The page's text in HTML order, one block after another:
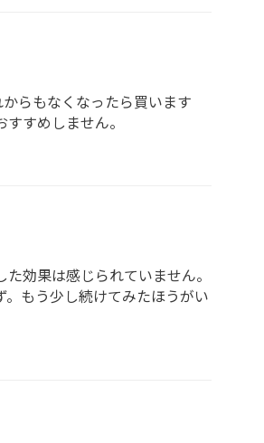
らもなくなったら買います
すめしません。
効果は感じられていません。
もう少し続けてみたほうがい